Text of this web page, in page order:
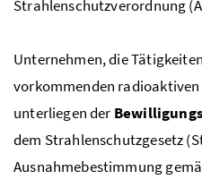
Strahlenschutzverordnung
Unternehmen, die
vorkommenden
unterliegen der
dem Strahlenschutzgesetz
Ausnahmebestimmung